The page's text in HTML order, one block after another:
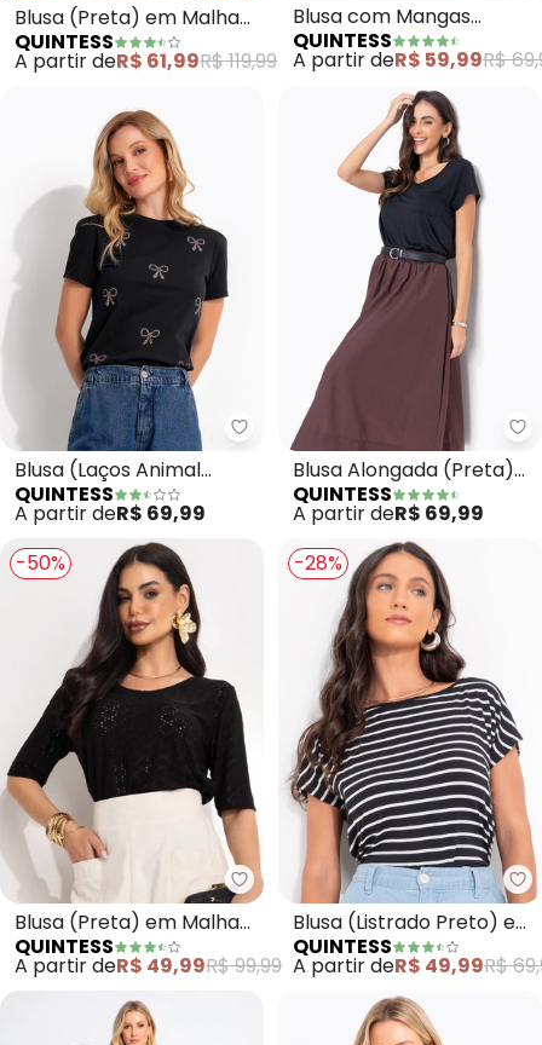
Blusa (Preta) em Malha
com Lurex
QUINTESS
A partir deR$ 61,99R$ 119,99
Blusa com Mangas
Curtas (Preta)
QUINTESS
A partir deR$ 59,99R$
Quintess - Blusa (Laços
Blusa (Laços Animal
Print) em Malha de
Algodão
QUINTESS
A partir deR$ 69,99
Blusa Alongada (Preta)
com Decote V
QUINTESS
A partir deR$ 69,99
-50%
Quintess - Blusa (Preta) em
Blusa (Preta) em Malha
Laise
QUINTESS
A partir deR$ 49,99R$ 99,99
-28%
Blusa (Listrado Preto) em
Meia Malha Listrada
QUINTESS
A partir deR$ 49,99R$